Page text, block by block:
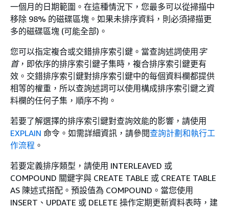
一個月的日期範圍。在這種情況下，您最多可以從掃描中
移除 98% 的磁碟區塊。如果未排序資料，則必須掃描更
多的磁碟區塊 (可能全部)。
您可以指定複合或交錯排序索引鍵。當查詢述詞使用 字
首，即依序的排序索引鍵子集時，複合排序索引鍵更有
效。交錯排序索引鍵對排序索引鍵中的每個資料欄都提供
相等的權重，所以查詢述詞可以使用構成排序索引鍵之資
料欄的任何子集，順序不拘。
若要了解選擇的排序索引鍵對查詢效能的影響，請使用
EXPLAIN 命令。如需詳細資訊，請參閱查詢計劃和執行工
作流程 。
若要定義排序類型，請使用 INTERLEAVED 或
COMPOUND 關鍵字與 CREATE TABLE 或 CREATE TABLE
AS 陳述式搭配。預設值為 COMPOUND。當您使用
INSERT、UPDATE 或 DELETE 操作定期更新資料表時，建